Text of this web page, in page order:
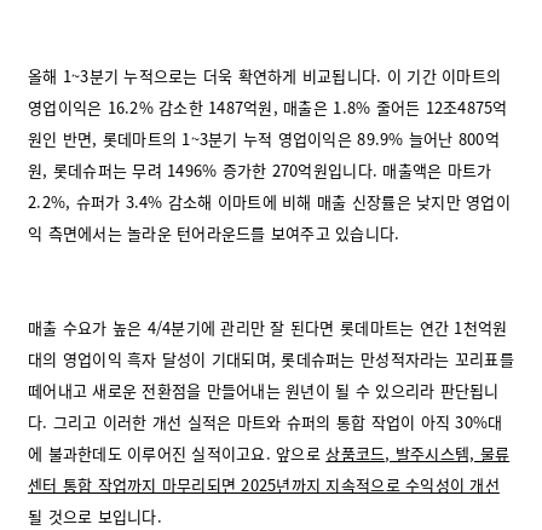
올해 1~3분기 누적으로는 더욱 확연하게 비교됩니다. 이 기간 이마트의
영업이익은 16.2% 감소한 1487억원, 매출은 1.8% 줄어든 12조4875억
원인 반면, 롯데마트의 1~3분기 누적 영업이익은 89.9% 늘어난 800억
원, 롯데슈퍼는 무려 1496% 증가한 270억원입니다. 매출액은 마트가
2.2%, 슈퍼가 3.4% 감소해 이마트에 비해 매출 신장률은 낮지만 영업이
익 측면에서는 놀라운 턴어라운드를 보여주고 있습니다.
매출 수요가 높은 4/4분기에 관리만 잘 된다면 롯데마트는 연간 1천억원
대의 영업이익 흑자 달성이 기대되며, 롯데슈퍼는 만성적자라는 꼬리표를
떼어내고 새로운 전환점을 만들어내는 원년이 될 수 있으리라 판단됩니
다. 그리고 이러한 개선 실적은 마트와 슈퍼의 통합 작업이 아직 30%대
에 불과한데도 이루어진 실적이고요. 앞으로상품코드, 발주시스템, 물류
센터 통합 작업까지 마무리되면 2025년까지 지속적으로 수익성이 개선
될 것으로 보입니다.